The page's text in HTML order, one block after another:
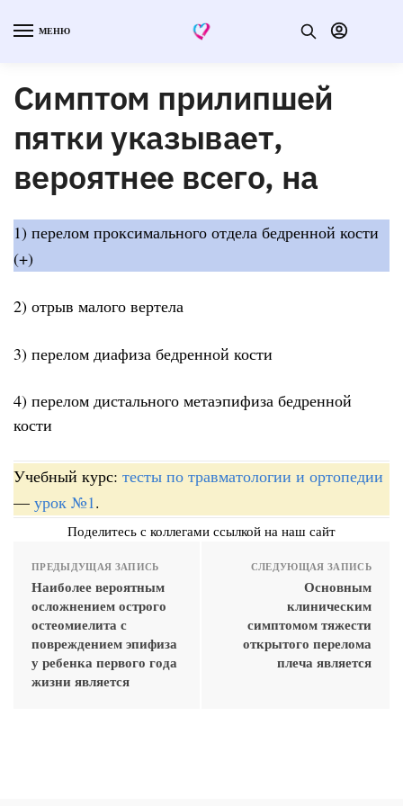
МЕНЮ
Симптом прилипшей
пятки указывает,
вероятнее всего, на
1) перелом проксимального отдела бедренной кости
(+)
2) отрыв малого вертела
3) перелом диафиза бедренной кости
4) перелом дистального метаэпифиза бедренной
кости
Учебный курс: тесты по травматологии и ортопедии
— урок №1.
Поделитесь с коллегами ссылкой на наш сайт
ПРЕДЫДУЩАЯ ЗАПИСЬ
Наиболее вероятным
осложнением острого
остеомиелита с
повреждением эпифиза
у ребенка первого года
жизни является
СЛЕДУЮЩАЯ ЗАПИСЬ
Основным
клиническим
симптомом тяжести
открытого перелома
плеча является